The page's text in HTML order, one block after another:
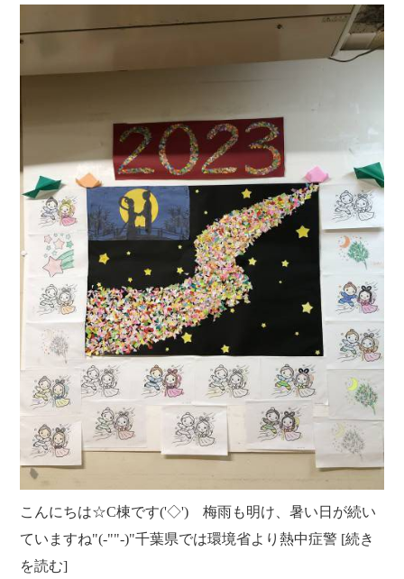
訪問看護 【まごころ訪問看護ステーション】
三芳地域在宅介護相談 【三芳地域介護支援センター】
こんにちは☆C棟です('◇')ゞ梅雨も明け、暑い日が続い
ていますね"(-""-)"千葉県では環境省より熱中症警 [続き
を読む]